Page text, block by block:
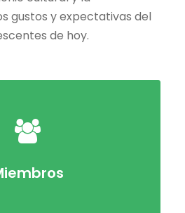
gustos y expectativas del
de hoy.